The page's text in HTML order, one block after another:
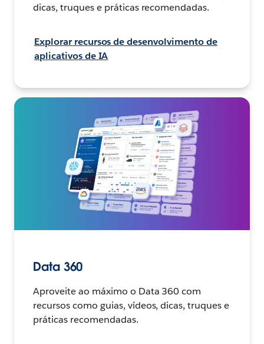
dicas, truques e práticas recomendadas.
Explorar recursos de desenvolvimento de
aplicativos de IA
Data 360
Aproveite ao máximo o Data 360 com
recursos como guias, vídeos, dicas, truques e
práticas recomendadas.